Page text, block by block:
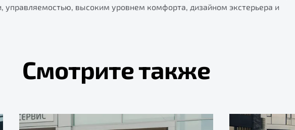
управляемостью, высоким уровнем комфорта, дизайном экстерьера и
Смотрите также